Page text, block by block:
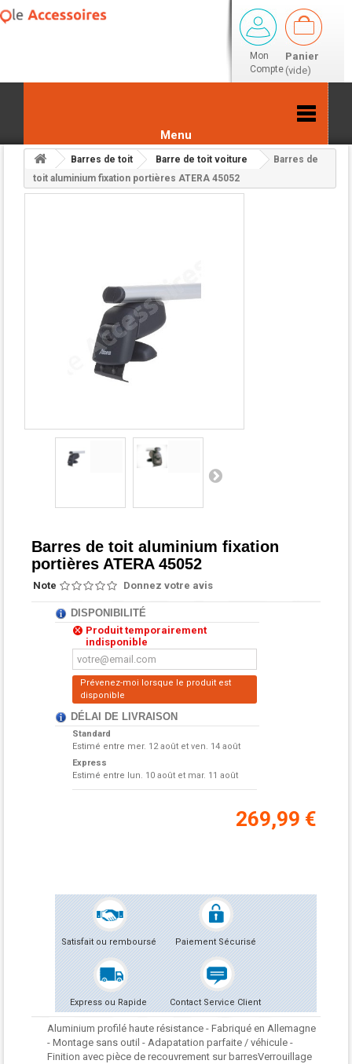
Mon
Compte
Panier
(vide)
Menu
Barres de toit Barre de toit voiture
Barres de
toit aluminium fixation portières ATERA 45052Retour aux résultats
Barres de toit aluminium fixation
portières ATERA 45052
Note Donnez votre avis
DISPONIBILITÉ
Produit temporairement
indisponible
Prévenez-moi lorsque le produit est
disponible
DÉLAI DE LIVRAISON
Standard
Estimé entre mer. 12 août et ven. 14 août
Express
Estimé entre lun. 10 août et mar. 11 août
269,99 €
Satisfait ou remboursé Paiement Sécurisé
Express ou Rapide Contact Service Client
Aluminium profilé haute résistance - Fabriqué en Allemagne
- Montage sans outil - Adapatation parfaite / véhicule -
Finition avec pièce de recouvrement sur barresVerrouillage